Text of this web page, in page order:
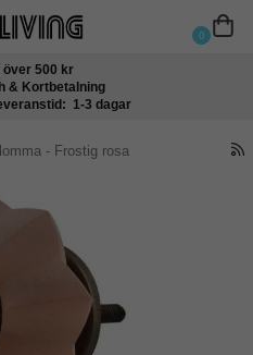
0
över 500 kr
& Kortbetalning
1-3 dagar
- Frostig rosa